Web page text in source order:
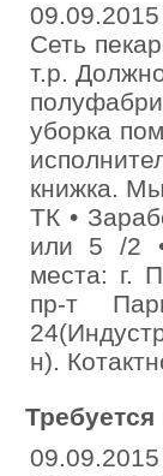
09.09.2015
Сеть
т.р.
уборка
книжка.
ТК •
или 5 /2
места: г.
пр-т
н).
Требуется
09.09.2015